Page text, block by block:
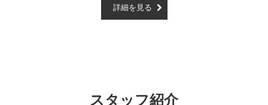
詳細を見る
スタッフ紹介